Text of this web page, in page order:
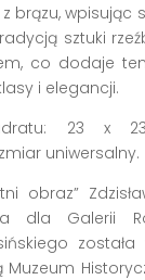
brązu, wpisując
sztuki
co dodaje
i elegancji.
23 x
uniwersalny.
obraz”
dla Galerii